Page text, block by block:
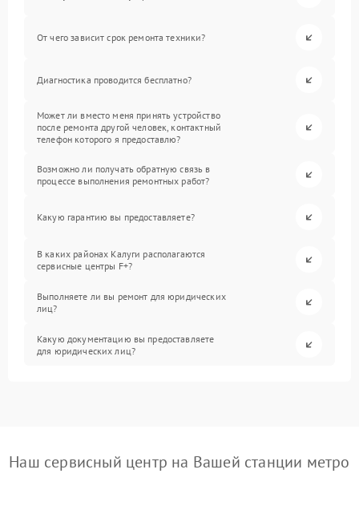
От чего зависит срок ремонта техники?
Диагностика проводится бесплатно?
Может ли вместо меня принять устройство
после ремонта другой человек, контактный
телефон которого я предоставлю?
Возможно ли получать обратную связь в
процессе выполнения ремонтных работ?
Какую гарантию вы предоставляете?
В каких районах Калуги располагаются
сервисные центры F+?
Выполняете ли вы ремонт для юридических
лиц?
Какую документацию вы предоставляете
для юридических лиц?
Наш сервисный центр на Вашей станции метро